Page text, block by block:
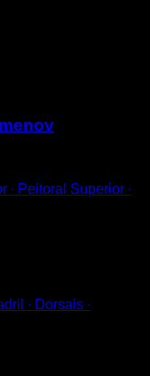
∙ Peitoral Superior ∙
∙ Dorsais ∙